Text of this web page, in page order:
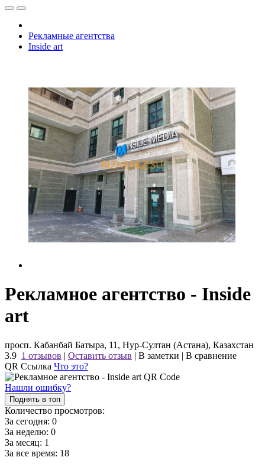
Рекламные агентства
Inside art
Рекламное агентство - Inside
art
просп. Кабанбай Батыра, 11, Нур-Султан (Астана), Казахстан
3.9 1 отзывов | Оставить отзыв | В заметки | В сравнение
QR Ссылка Что это?
Нашли ошибку?
Поднять в топ
Количество просмотров:
За сегодня: 0
За неделю: 0
За месяц: 1
За все время: 18